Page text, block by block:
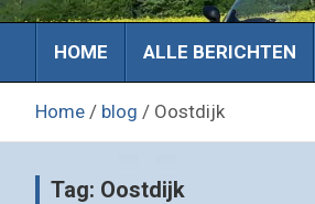
HOME ALLE BERICHTEN
Home blog Oostdijk
Tag: Oostdijk